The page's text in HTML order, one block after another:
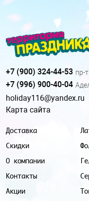
Доставка
Скидки
О компании
Контакты
Акции
+7 (900) 324-44-53 пр-
+7 (996) 900-40-04
holiday116@yandex.ru
Карта сайта